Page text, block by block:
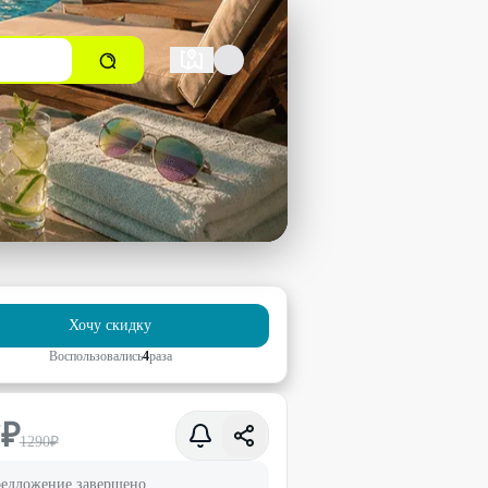
Хочу скидку
Воспользовались4раза
₽1290₽
завершено